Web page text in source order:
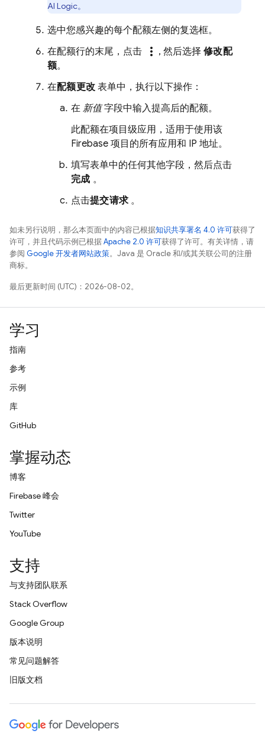
AI Logic。
选中您感兴趣的每个配额左侧的复选框。
在配额行的末尾，点击
more_vert , 然后选择 修改配
额。
在配额更改 表单中，执行以下操作：
在 新值字段中输入提高后的配额。
此配额在项目级应用，适用于使用该
Firebase 项目的所有应用和 IP 地址。
填写表单中的任何其他字段，然后点击
完成 。
点击提交请求 。
如未另行说明，那么本页面中的内容已根据知识共享署名 4.0 许可获得了
许可，并且代码示例已根据Apache 2.0 许可获得了许可。有关详情，请
参阅 Google 开发者网站政策。Java 是 Oracle 和/或其关联公司的注册
商标。
最后更新时间 (UTC)：2026-08-02。
学习
指南
参考
示例
库
GitHub
掌握动态
博客
Firebase 峰会
Twitter
YouTube
支持
与支持团队联系
Stack Overflow
Google Group
版本说明
常见问题解答
旧版文档